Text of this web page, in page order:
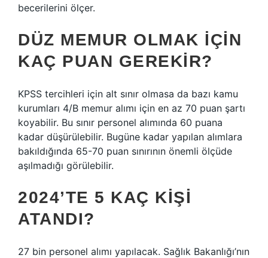
becerilerini ölçer.
DÜZ MEMUR OLMAK IÇIN
KAÇ PUAN GEREKIR?
KPSS tercihleri ​​için alt sınır olmasa da bazı kamu
kurumları 4/B memur alımı için en az 70 puan şartı
koyabilir. Bu sınır personel alımında 60 puana
kadar düşürülebilir. Bugüne kadar yapılan alımlara
bakıldığında 65-70 puan sınırının önemli ölçüde
aşılmadığı görülebilir.
2024’TE 5 KAÇ KIŞI
ATANDI?
27 bin personel alımı yapılacak. Sağlık Bakanlığı’nın